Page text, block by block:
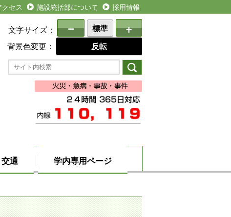
クセス 施設統括部について 採用情報
文字サイズ： － 標準 +
背景色変更： 反転
通 学内専用ページ